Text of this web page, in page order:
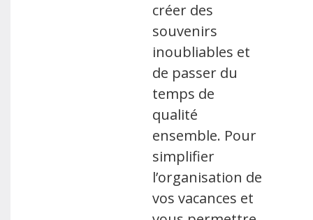
créer des
souvenirs
inoubliables et
de passer du
temps de
qualité
ensemble. Pour
simplifier
l’organisation de
vos vacances et